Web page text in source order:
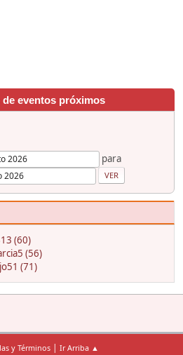
de eventos próximos
para
(60)
(56)
(71)
y Términos | Ir Arriba ▲